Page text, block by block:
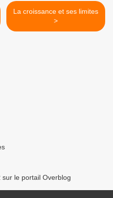
La croissance et ses limites
>
sur le portail Overblog